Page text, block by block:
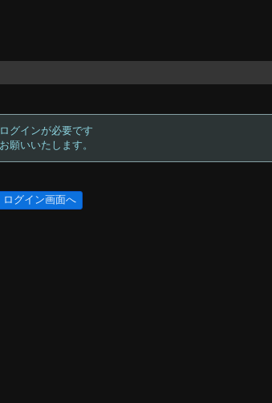
グインが必要です
願いいたします。
ログイン画面へ